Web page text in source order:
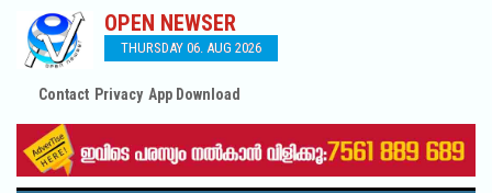
OPEN NEWSER
THURSDAY 06. AUG 2026
Contact Privacy App Download